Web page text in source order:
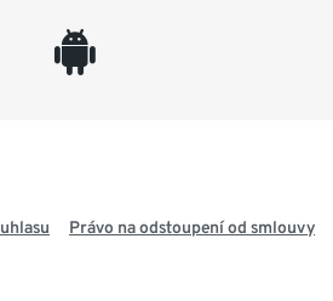
android
Právo na odstoupení od smlouvy